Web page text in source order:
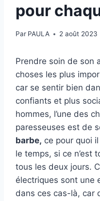
pour
Par PAULA 2 août 2023
Prendre soin de son
choses les plus
car se sentir bien
confiants et plus
hommes, l’une des
paresseuses est de
barbe, ce pour quoi
le temps, si ce n’est
tous les deux jours.
électriques sont une
dans ces cas-là, car